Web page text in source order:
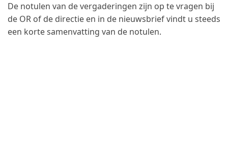
De notulen van de vergaderingen zijn op te vragen bij
de OR of de directie en in de nieuwsbrief vindt u steeds
een korte samenvatting van de notulen.